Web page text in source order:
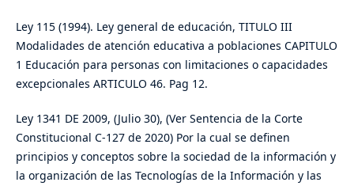
Ley 115 (1994). Ley general de educación, TITULO III
Modalidades de atención educativa a poblaciones CAPITULO
1 Educación para personas con limitaciones o capacidades
excepcionales ARTICULO 46. Pag 12.
Ley 1341 DE 2009, (Julio 30), (Ver Sentencia de la Corte
Constitucional C-127 de 2020) Por la cual se definen
principios y conceptos sobre la sociedad de la información y
la organización de las Tecnologías de la Información y las